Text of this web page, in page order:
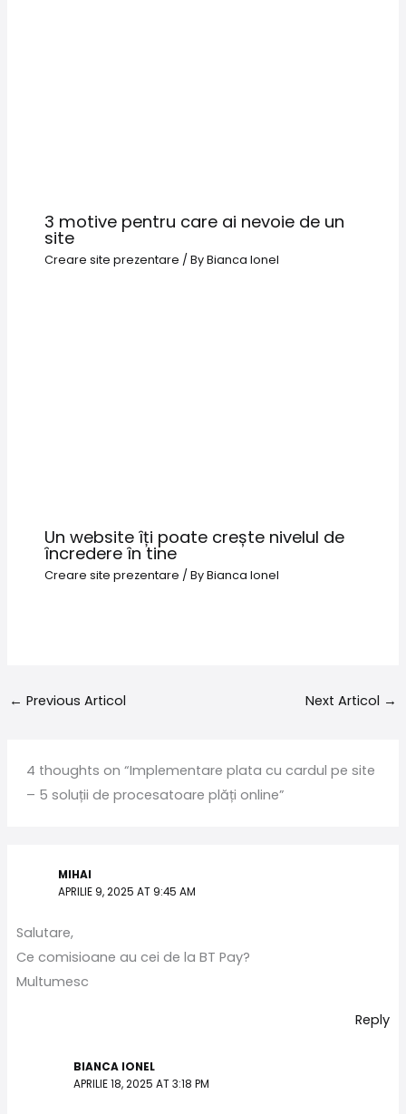
3 motive pentru care ai nevoie de un
site
Creare site prezentare / ByBianca Ionel
Un website îți poate crește nivelul de
încredere în tine
Creare site prezentare / ByBianca Ionel
← Previous Articol Next Articol →
4 thoughts on “Implementare plata cu cardul pe site
– 5 soluții de procesatoare plăți online”
MIHAI
APRILIE 9, 2025 AT 9:45 AM
Salutare,
Ce comisioane au cei de la BT Pay?
Multumesc
Reply
BIANCA IONEL
APRILIE 18, 2025 AT 3:18 PM